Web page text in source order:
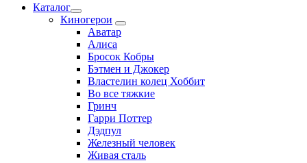
Каталог
Киногерои
Аватар
Алиса
Бросок Кобры
Бэтмен и Джокер
Властелин колец Хоббит
Во все тяжкие
Гринч
Гарри Поттер
Дэдпул
Железный человек
Живая сталь